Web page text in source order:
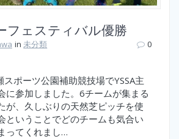
フェスティバル優勝
in未分類 0
ポーツ公園補助競技場でYSSA主
に参加しました。6チームが集まる
が、久しぶりの天然芝ピッチを使
ということでどのチームも気合い
ってくれまし…